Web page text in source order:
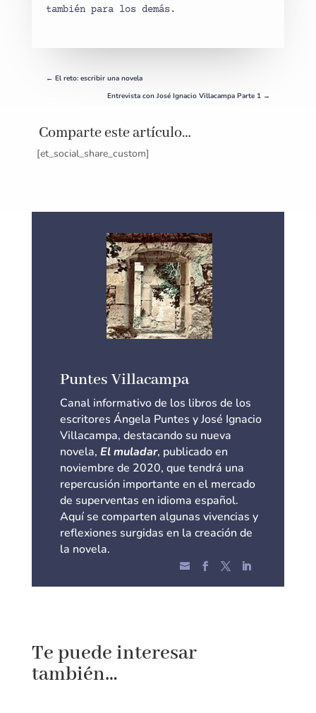
también para los demás.
← El reto: escribir una novela
Entrevista con José Ignacio Villacampa Parte 1 →
Comparte este artículo…
[et_social_share_custom]
Puntes Villacampa
Canal informativo de los libros de los
escritores Ángela Puntes y José Ignacio
Villacampa, destacando su nueva
novela, El muladar, publicado en
noviembre de 2020, que tendrá una
repercusión importante en el mercado
de superventas en idioma español.
Aquí se comparten algunas vivencias y
reflexiones surgidas en la creación de
la novela.
Te puede interesar
también…